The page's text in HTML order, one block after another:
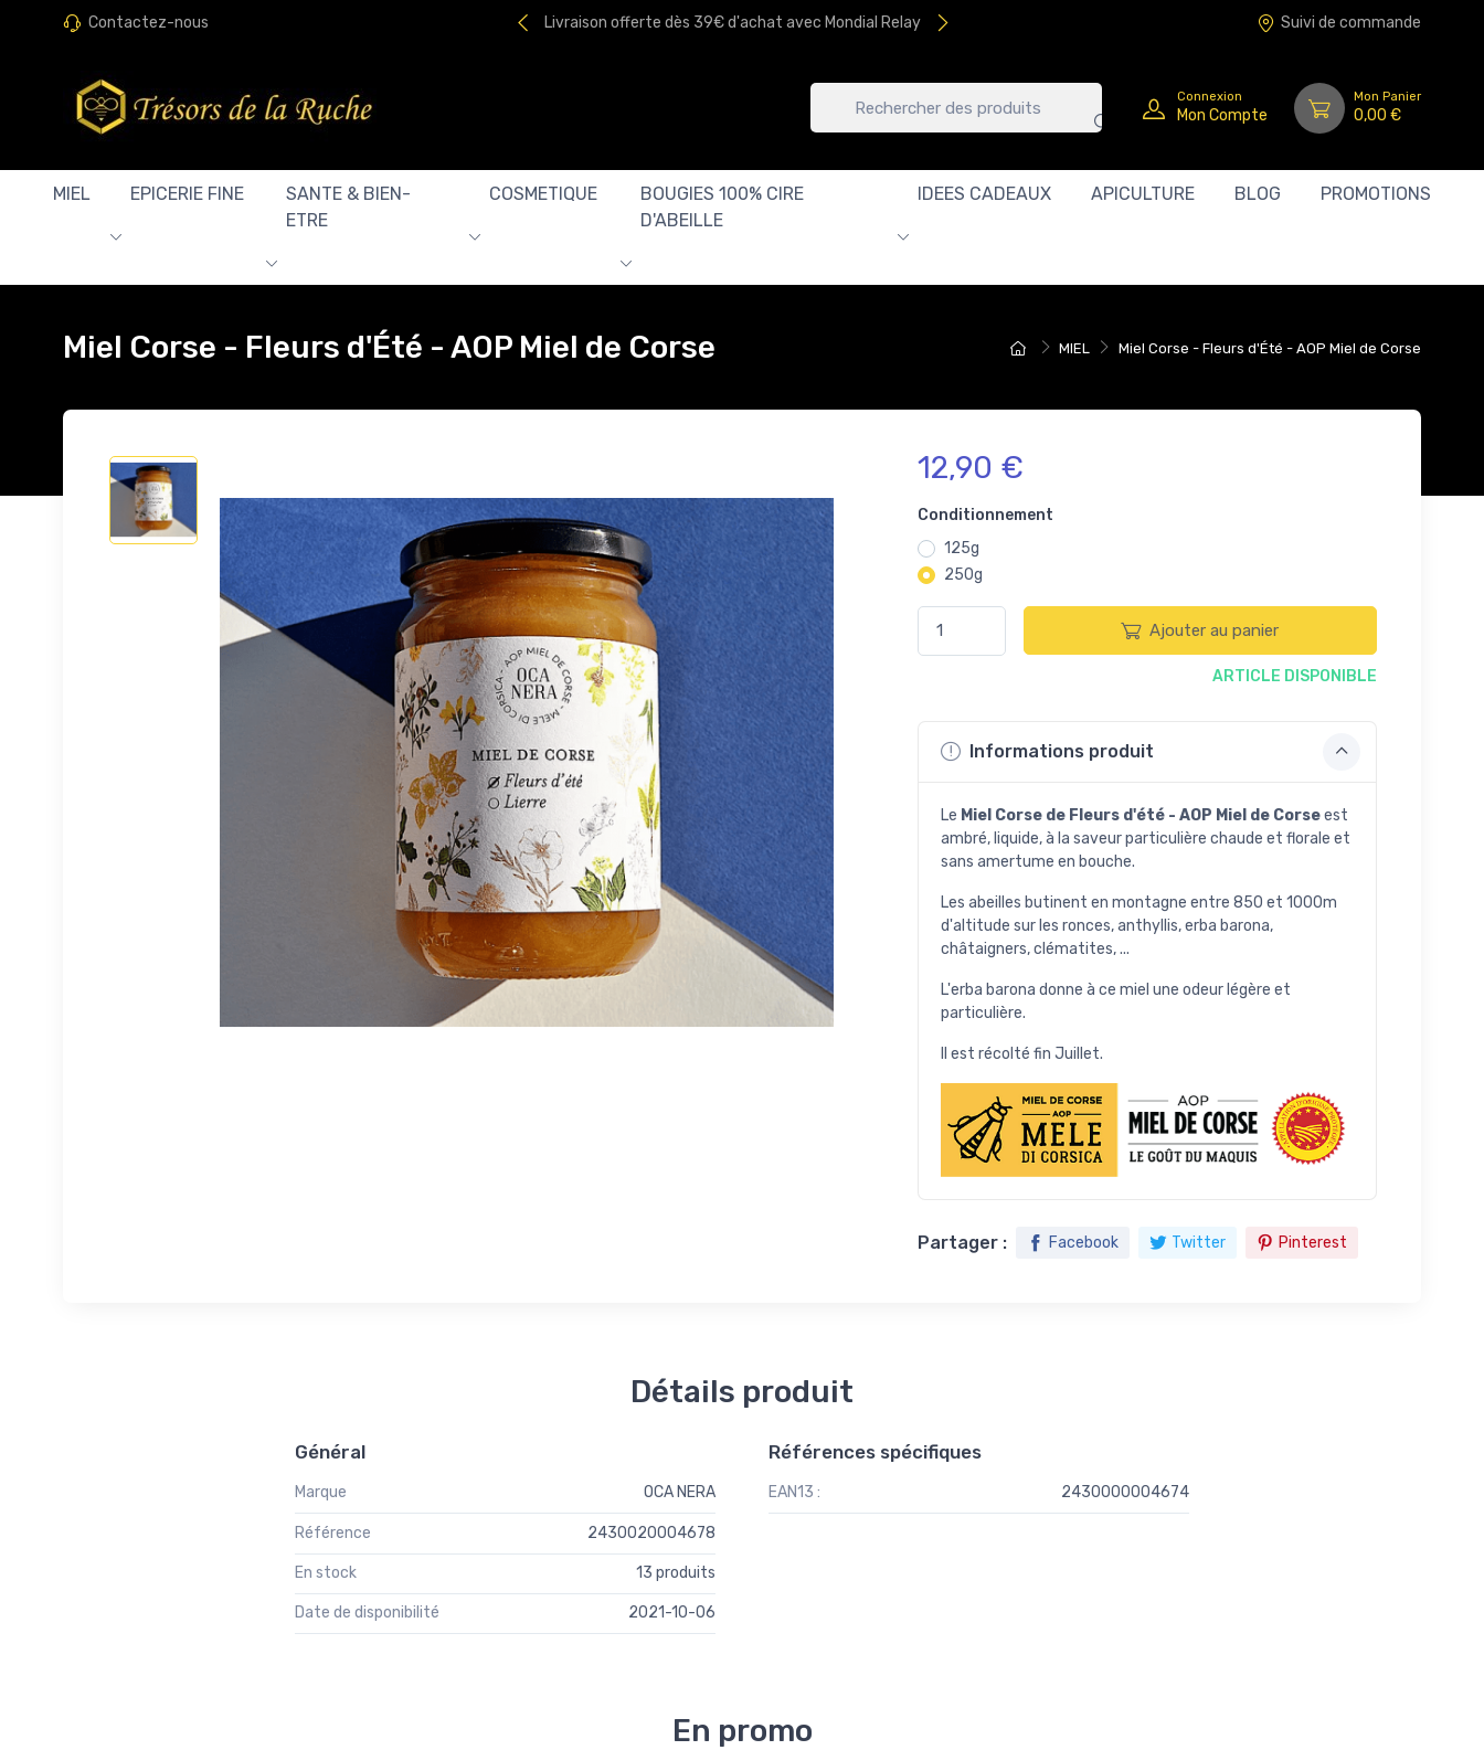
Contactez-nous Livraison offerte dès 39€ d'achat avec Mondial Relay Suivi de commande
Connexion
Mon Compte
Mon Panier
0,00 €
MIEL EPICERIE FINE
SANTE & BIEN-
ETRE
COSMETIQUE
BOUGIES 100% CIRE
D'ABEILLE
IDEES CADEAUX APICULTURE BLOG PROMOTIONS
MIEL Miel Corse - Fleurs d'Été - AOP Miel de Corse
Miel Corse - Fleurs d'Été - AOP Miel de Corse
12,90 €
Conditionnement
125g
250g
Ajouter au panier
ARTICLE DISPONIBLE
Informations produit
Le Miel Corse de Fleurs d'été - AOP Miel de Corseest
ambré, liquide, à la saveur particulière chaude et florale et
sans amertume en bouche.
Les abeilles butinent en montagne entre 850 et 1000m
d'altitude sur les ronces, anthyllis, erba barona,
châtaigners, clématites, ...
L'erba barona donne à ce miel une odeur légère et
particulière.
Il est récolté fin Juillet.
Partager : Facebook Twitter Pinterest
Détails produit
Général
Marque OCA NERA
Référence 2430020004678
En stock 13 produits
Date de disponibilité 2021-10-06
Références spécifiques
EAN13 : 2430000004674
En promo